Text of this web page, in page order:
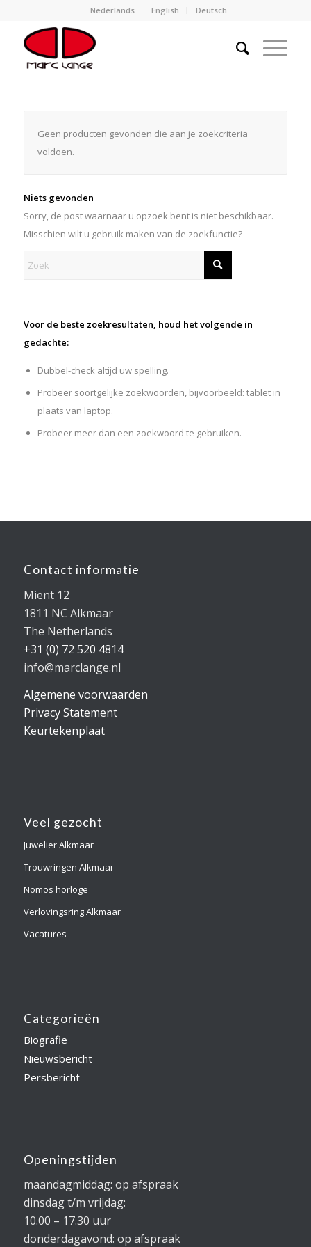
Nederlands English Deutsch
Geen producten gevonden die aan je zoekcriteria
voldoen.
Niets gevonden
Sorry, de post waarnaar u opzoek bent is niet beschikbaar.
Misschien wilt u gebruik maken van de zoekfunctie?
Voor de beste zoekresultaten, houd het volgende in
gedachte:
Dubbel-check altijd uw spelling.
Probeer soortgelijke zoekwoorden, bijvoorbeeld: tablet in
plaats van laptop.
Probeer meer dan een zoekwoord te gebruiken.
Contact informatie
Mient 12
1811 NC Alkmaar
The Netherlands
+31 (0) 72 520 4814
info@marclange.nl
Algemene voorwaarden
Privacy Statement
Keurtekenplaat
Veel gezocht
Juwelier Alkmaar
Trouwringen Alkmaar
Nomos horloge
Verlovingsring Alkmaar
Vacatures
Categorieën
Biografie
Nieuwsbericht
Persbericht
Openingstijden
maandagmiddag: op afspraak
dinsdag t/m vrijdag:
10.00 – 17.30 uur
donderdagavond: op afspraak